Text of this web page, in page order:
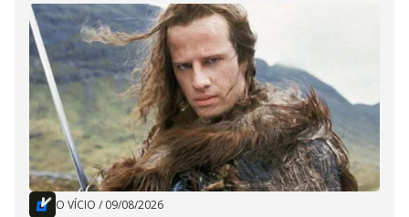
O VÍCIO / 09/08/2026